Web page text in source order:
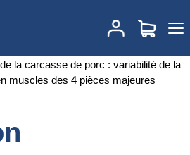
Dissection européenne de la carcasse
anatomique en muscles des